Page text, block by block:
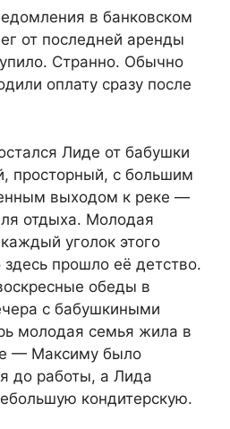
в банковском
от последней аренды
Странно. Обычно
оплату сразу после
Лиде от бабушки
просторный, с большим
выходом к реке —
отдыха. Молодая
уголок этого
прошло её детство.
обеды в
с бабушкиными
молодая семья жила в
— Максиму было
до работы, а Лида
кондитерскую.